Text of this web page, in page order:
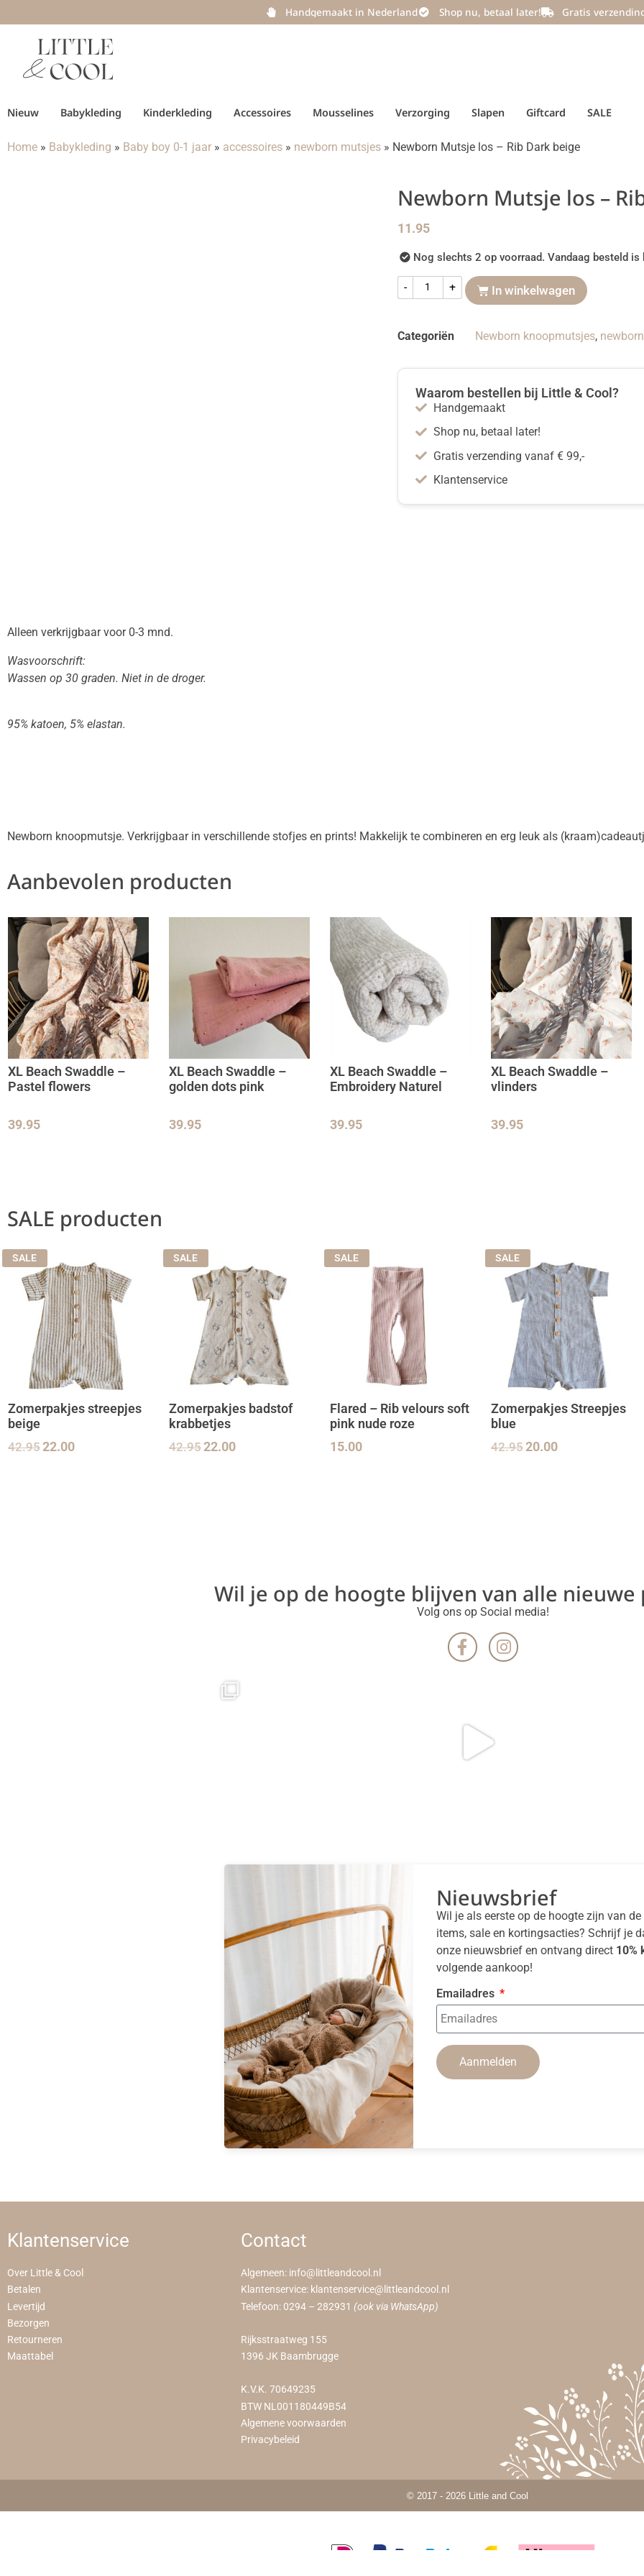
Handgemaakt in Nederland Shop nu, betaal later! Gratis
Nieuw Babykleding Kinderkleding Accessoires Mousselines Verzorging Slapen Giftcard SALE
Home » Babykleding » Baby boy 0-1 jaar » accessoires » newborn mutsjes » Newborn Mutsje los – Rib Dark beige
Newborn Mutsje los –
11.95
Nog slechts 2 op voorraad. Vandaag besteld is
- + In winkelwagen
Categoriën Newborn knoopmutsjes,
Waarom bestellen bij Little & Cool?
Handgemaakt
Shop nu, betaal later!
Gratis verzending vanaf € 99,-
Klantenservice
Alleen verkrijgbaar voor 0-3 mnd.
Wasvoorschrift:
Wassen op 30 graden. Niet in de droger.
95% katoen, 5% elastan.
Newborn knoopmutsje. Verkrijgbaar in verschillende stofjes en prints! Makkelijk te combineren en erg leuk als
Aanbevolen producten
XL Beach Swaddle –
Pastel flowers
39.95
XL Beach Swaddle –
golden dots pink
39.95
XL Beach Swaddle –
Embroidery Naturel
39.95
XL Beach Swaddle –
vlinders
39.95
SALE producten
SALE
Zomerpakjes streepjes
beige
42.9522.00
SALE
Zomerpakjes badstof
krabbetjes
42.9522.00
SALE
Flared – Rib velours soft
pink nude roze
15.00
SALE
Zomerpakjes Streepjes
blue
42.9520.00
Wil je op de hoogte blijven van alle nieuwe
Volg ons op Social media!
Nieuwsbrief
Wil je als eerste op de hoogte zijn van
items, sale en kortingsacties? Schrijf je
onze nieuwsbrief en ontvang direct 10%
volgende aankoop!
Emailadres
Aanmelden
Klantenservice
Over Little & Cool
Betalen
Levertijd
Bezorgen
Retourneren
Maattabel
Contact
Algemeen: info@littleandcool.nl
Klantenservice: klantenservice@littleandcool.nl
Telefoon: 0294 – 282931 (ook via WhatsApp)
Rijksstraatweg 155
1396 JK Baambrugge
K.V.K. 70649235
BTW NL001180449B54
Algemene voorwaarden
Privacybeleid
© 2017 - 2026 Little and Cool